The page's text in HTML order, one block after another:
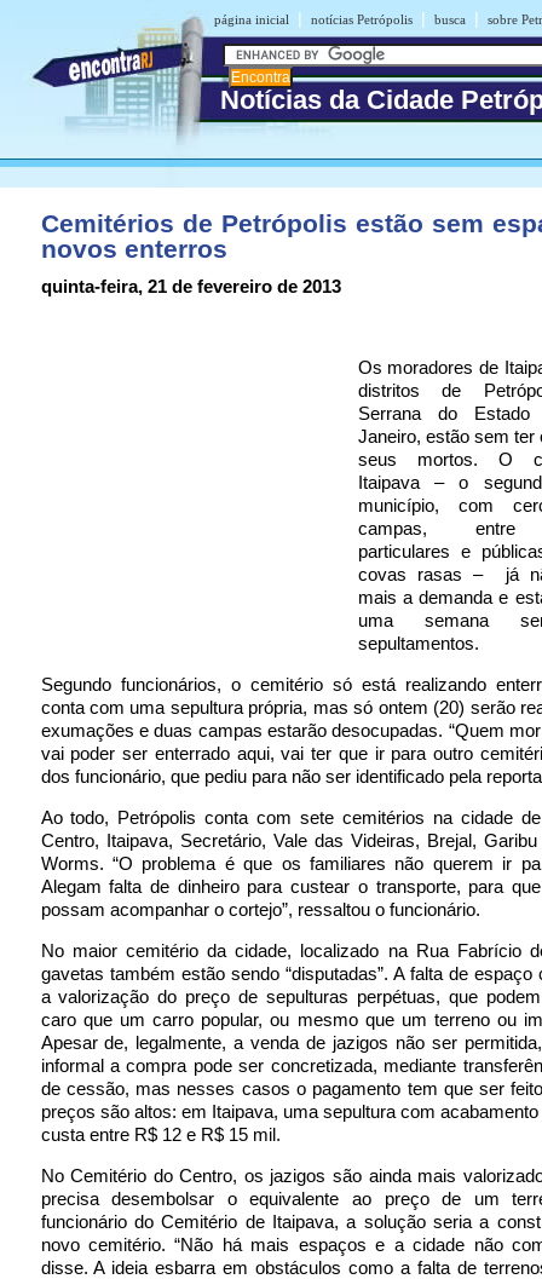
página inicial | notícias Petrópolis | busca | sobre
Notícias da Cidade
Cemitérios de Petrópolis estão sem
novos enterros
quinta-feira, 21 de fevereiro de 2013
Os moradores de
distritos de
Serrana do
Janeiro, estão sem ter
seus mortos. O
Itaipava – o
município, com
campas, entre
particulares e
covas rasas – já
mais a demanda e
uma semana
sepultamentos.
Segundo funcionários, o cemitério só está realizando
conta com uma sepultura própria, mas só ontem (20) serão
exumações e duas campas estarão desocupadas. “Quem
vai poder ser enterrado aqui, vai ter que ir para outro
dos funcionário, que pediu para não ser identificado pela
Ao todo, Petrópolis conta com sete cemitérios na cidade
Centro, Itaipava, Secretário, Vale das Videiras, Brejal,
Worms. “O problema é que os familiares não querem ir
Alegam falta de dinheiro para custear o transporte, para
possam acompanhar o cortejo”, ressaltou o funcionário.
No maior cemitério da cidade, localizado na Rua Fabrício
gavetas também estão sendo “disputadas”. A falta de espaço
a valorização do preço de sepulturas perpétuas, que
caro que um carro popular, ou mesmo que um terreno ou
Apesar de, legalmente, a venda de jazigos não ser
informal a compra pode ser concretizada, mediante
de cessão, mas nesses casos o pagamento tem que ser
preços são altos: em Itaipava, uma sepultura com
custa entre R$ 12 e R$ 15 mil.
No Cemitério do Centro, os jazigos são ainda mais
precisa desembolsar o equivalente ao preço de um
funcionário do Cemitério de Itaipava, a solução seria a
novo cemitério. “Não há mais espaços e a cidade não
disse. A ideia esbarra em obstáculos como a falta de